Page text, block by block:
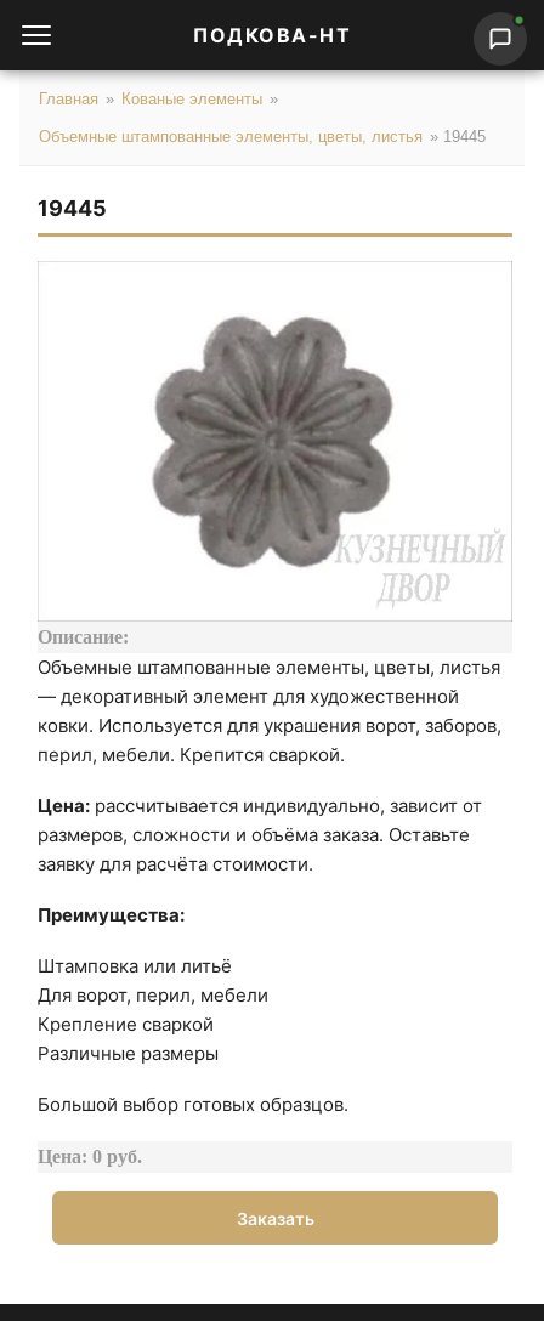
ПОДКОВА-НТ
Главная » Кованые элементы »
Объемные штампованные элементы, цветы, листья » 19445
19445
Описание:
Объемные штампованные элементы, цветы, листья
— декоративный элемент для художественной
ковки. Используется для украшения ворот, заборов,
перил, мебели. Крепится сваркой.
Цена: рассчитывается индивидуально, зависит от
размеров, сложности и объёма заказа. Оставьте
заявку для расчёта стоимости.
Преимущества:
Штамповка или литьё
Для ворот, перил, мебели
Крепление сваркой
Различные размеры
Большой выбор готовых образцов.
Цена: 0 руб.
Заказать